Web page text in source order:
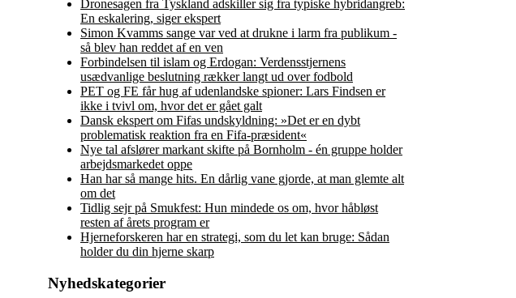
Dronesagen fra Tyskland adskiller sig fra typiske hybridangreb:
En eskalering, siger ekspert
Simon Kvamms sange var ved at drukne i larm fra publikum -
så blev han reddet af en ven
Forbindelsen til islam og Erdogan: Verdensstjernens
usædvanlige beslutning rækker langt ud over fodbold
PET og FE får hug af udenlandske spioner: Lars Findsen er
ikke i tvivl om, hvor det er gået galt
Dansk ekspert om Fifas undskyldning: »Det er en dybt
problematisk reaktion fra en Fifa-præsident«
Nye tal afslører markant skifte på Bornholm - én gruppe holder
arbejdsmarkedet oppe
Han har så mange hits. En dårlig vane gjorde, at man glemte alt
om det
Tidlig sejr på Smukfest: Hun mindede os om, hvor håbløst
resten af årets program er
Hjerneforskeren har en strategi, som du let kan bruge: Sådan
holder du din hjerne skarp
Nyhedskategorier